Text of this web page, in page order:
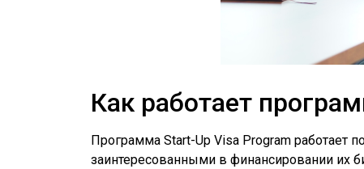
Как работает
Программа Start-Up Visa Program работает
заинтересованными в финансировании их